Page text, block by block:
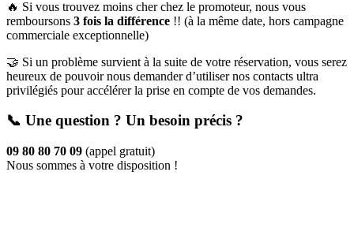
🔥 Si vous trouvez moins cher chez le promoteur, nous vous
remboursons 3 fois la différence !! (à la même date, hors campagne
commerciale exceptionnelle)
🤝 Si un problème survient à la suite de votre réservation, vous serez
heureux de pouvoir nous demander d’utiliser nos contacts ultra
privilégiés pour accélérer la prise en compte de vos demandes.
📞 Une question ? Un besoin précis ?
09 80 80 70 09 (appel gratuit)
Nous sommes à votre disposition !